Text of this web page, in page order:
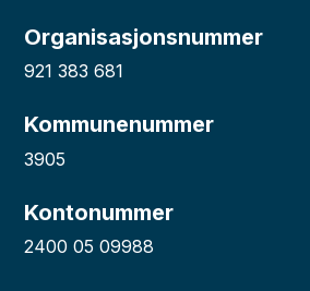
Organisasjonsnummer
921 383 681
Kommunenummer
3905
Kontonummer
2400 05 09988